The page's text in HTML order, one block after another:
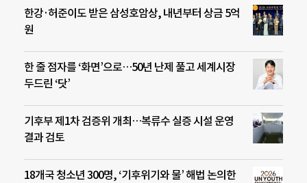
한강·허준이도 받은 삼성호암상, 내년부터 상금 5억
원
한 줄 점자를 ‘화면’으로…50년 난제 풀고 세계시장
두드린 ‘닷’
기후부 제1차 검증위 개최…복류수 실증 시설 운영
결과 검토
18개국 청소년 300명, ‘기후위기와 물’ 해법 논의한